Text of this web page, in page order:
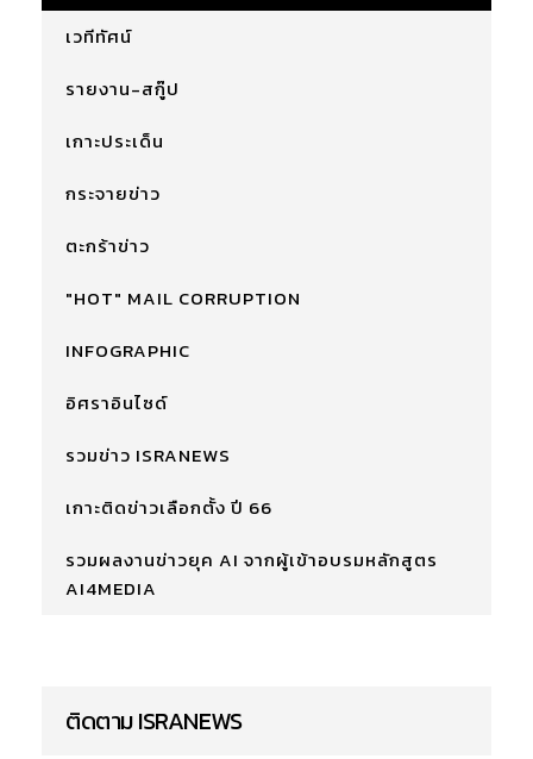
เวทีทัศน์
รายงาน-สกู๊ป
เกาะประเด็น
กระจายข่าว
ตะกร้าข่าว
"HOT" MAIL CORRUPTION
INFOGRAPHIC
อิศราอินไซด์
รวมข่าว ISRANEWS
เกาะติดข่าวเลือกตั้ง ปี 66
รวมผลงานข่าวยุค AI จากผู้เข้าอบรมหลักสูตร
AI4MEDIA
ติดตาม ISRANEWS